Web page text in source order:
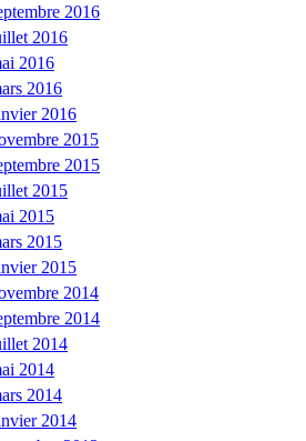
2016
2016
2016
2016
2016
2015
2015
2015
2015
2015
2015
2014
2014
2014
2014
2014
2014